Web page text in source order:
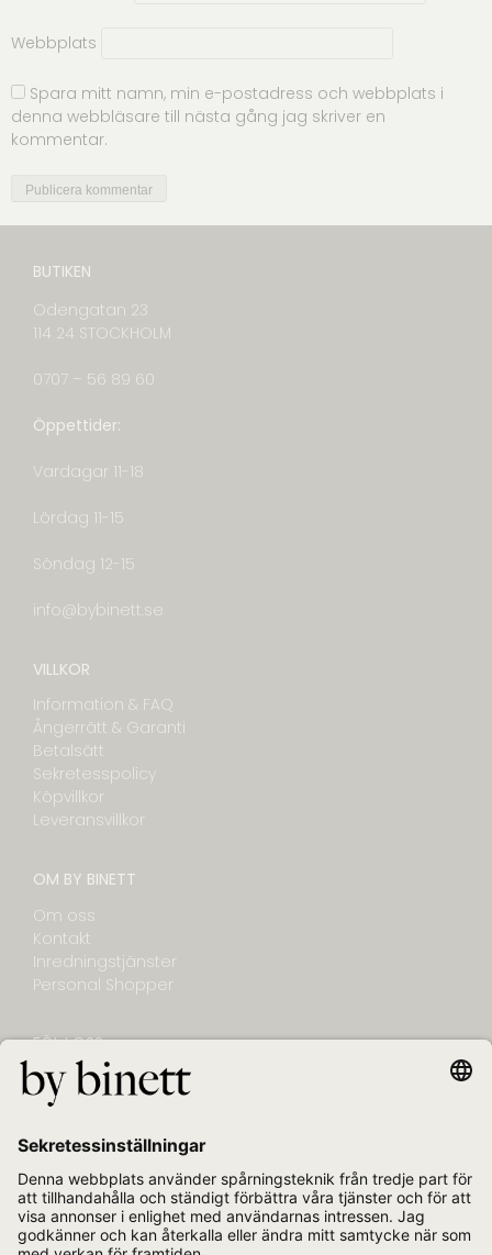
Webbplats
Spara mitt namn, min e-postadress och webbplats i
denna webbläsare till nästa gång jag skriver en
kommentar.
BUTIKEN
Odengatan 23
114 24 STOCKHOLM
0707 – 56 89 60
Öppettider:
Vardagar 11-18
Lördag 11-15
Söndag 12-15
info@bybinett.se
VILLKOR
Information & FAQ
Ångerrätt & Garanti
Betalsätt
Sekretesspolicy
Köpvillkor
Leveransvillkor
OM BY BINETT
Om oss
Kontakt
Inredningstjänster
Personal Shopper
FÖLJ OSS
NYHETSBREV
E-post